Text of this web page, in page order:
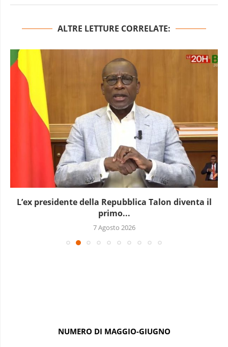
ALTRE LETTURE CORRELATE:
L’ex presidente della Repubblica Talon diventa il
primo...
7 Agosto 2026
NUMERO DI MAGGIO-GIUGNO